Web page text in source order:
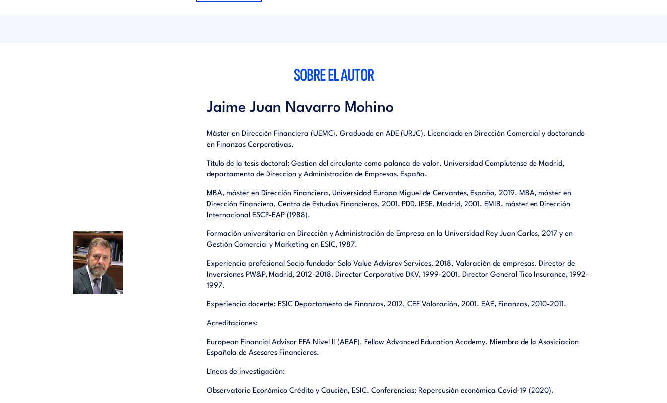
SOBRE EL AUTOR
Jaime Juan Navarro Mohino
Máster en Dirección Financiera (UEMC). Graduado en ADE (URJC). Licenciado en Dirección Comercial y doctorando
en Finanzas Corporativas.
Título de la tesis doctoral: Gestion del circulante como palanca de valor. Universidad Complutense de Madrid,
departamento de Direccion y Administración de Empresas, España.
MBA, máster en Dirección Financiera, Universidad Europa Miguel de Cervantes, España, 2019. MBA, máster en
Dirección Financiera, Centro de Estudios Financieros, 2001. PDD, IESE, Madrid, 2001. EMIB. máster en Dirección
Internacional ESCP-EAP (1988).
Formación universitaria en Dirección y Administración de Empresa en la Universidad Rey Juan Carlos, 2017 y en
Gestión Comercial y Marketing en ESIC, 1987.
Experiencia profesional Socio fundador Solo Value Advisroy Services, 2018. Valoración de empresas. Director de
Inversiones PW&P, Madrid, 2012-2018. Director Corporativo DKV, 1999-2001. Director General Tico Insurance, 1992-
1997.
Experiencia docente: ESIC Departamento de Finanzas, 2012. CEF Valoración, 2001. EAE, Finanzas, 2010-2011.
Acreditaciones:
European Financial Advisor EFA Nivel II (AEAF). Fellow Advanced Education Academy. Miembro de la Asosiciacion
Española de Asesores Financieros.
Líneas de investigación:
Observatorio Económico Crédito y Caución, ESIC. Conferencias: Repercusión económica Covid-19 (2020).